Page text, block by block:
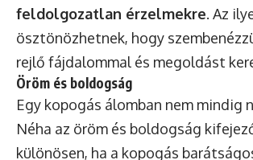
feldolgozatlan érzelmekre. Az
ösztönözhetnek, hogy
rejlő fájdalommal és megoldást
Öröm és boldogság
Egy kopogás álomban nem mindig
Néha az öröm és boldogság
különösen, ha a kopogás